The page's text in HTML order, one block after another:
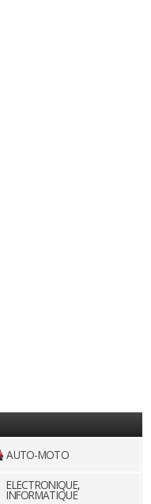
AUTO-MOTO
ELECTRONIQUE,
INFORMATIQUE